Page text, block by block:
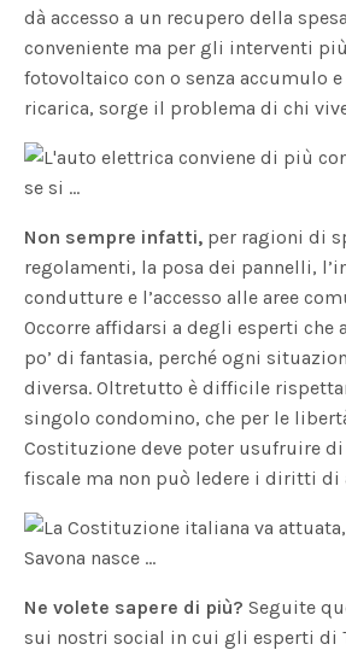
dà accesso a un recupero della
conveniente ma per gli interventi
fotovoltaico con o senza accumulo
ricarica, sorge il problema di chi
Non sempre infatti, per ragioni di
regolamenti, la posa dei pannelli,
condutture e l’accesso alle aree
Occorre affidarsi a degli esperti che
po’ di fantasia, perché ogni
diversa. Oltretutto è difficile
singolo condomino, che per le
Costituzione deve poter usufruire
fiscale ma non può ledere i diritti di
Ne volete sapere di più? Seguite
sui nostri social in cui gli esperti di